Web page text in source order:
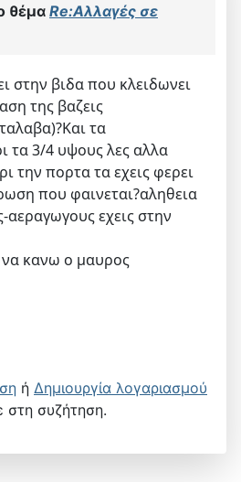
θέμα Re:Αλλαγές σε
στην βιδα που κλειδωνει
της βαζεις
τα
τα 3/4 υψους λες αλλα
την πορτα τα εχεις φερει
που φαινεται?αληθεια
αεραγωγους εχεις στην
να κανω ο μαυρος
ή Δημιουργία λογαριασμού
στη συζήτηση.